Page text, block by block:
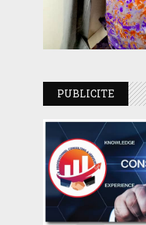
PUBLICITE